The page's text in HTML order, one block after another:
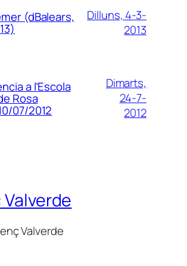
(dBalears,
Dilluns, 4-3-
2013
a l’Escola
Rosa
07/2012
Dimarts,
24-7-
2012
Valverde